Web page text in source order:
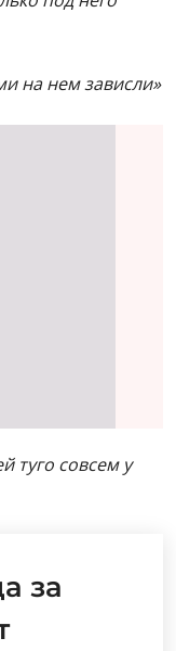
на нем зависли»
туго совсем у
за